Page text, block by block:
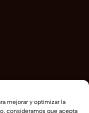
mejorar y optimizar la
consideramos que acepta